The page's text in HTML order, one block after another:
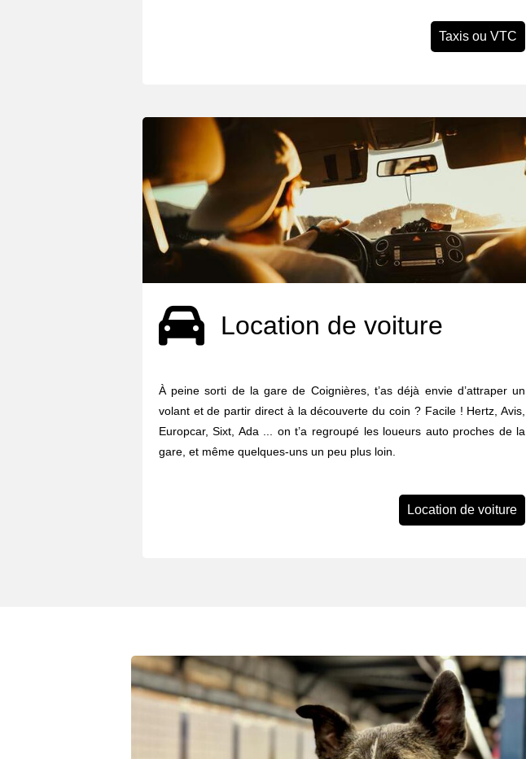
Taxis ou VTC
Location de voiture
À peine sorti de la gare de Coignières, t’as déjà envie d’attraper un
volant et de partir direct à la découverte du coin ? Facile ! Hertz, Avis,
Europcar, Sixt, Ada ... on t’a regroupé les loueurs auto proches de la
gare, et même quelques-uns un peu plus loin.
Location de voiture